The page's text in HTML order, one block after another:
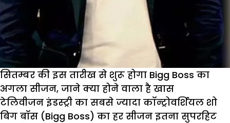
अप्रोच
सितम्बर की इस तारीख से शुरू होगा Bigg Boss का
अगला सीजन, जाने क्या होने वाला है खास
टेलिवीजन इंडस्ट्री का सबसे ज्यादा कॉन्ट्रोवर्शियल शो
बिग बॉस (Bigg Boss) का हर सीजन इतना सुपरहिट